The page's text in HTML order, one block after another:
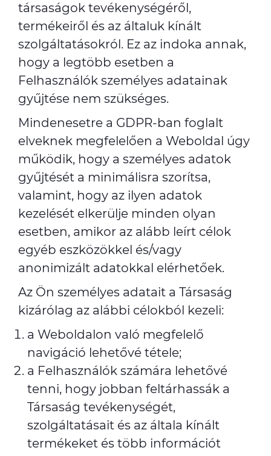
társaságok tevékenységéről,
termékeiről és az általuk kínált
szolgáltatásokról. Ez az indoka annak,
hogy a legtöbb esetben a
Felhasználók személyes adatainak
gyűjtése nem szükséges.
Mindenesetre a GDPR-ban foglalt
elveknek megfelelően a Weboldal úgy
működik, hogy a személyes adatok
gyűjtését a minimálisra szorítsa,
valamint, hogy az ilyen adatok
kezelését elkerülje minden olyan
esetben, amikor az alább leírt célok
egyéb eszközökkel és/vagy
anonimizált adatokkal elérhetőek.
Az Ön személyes adatait a Társaság
kizárólag az alábbi célokból kezeli:
a Weboldalon való megfelelő
navigáció lehetővé tétele;
a Felhasználók számára lehetővé
tenni, hogy jobban feltárhassák a
Társaság tevékenységét,
szolgáltatásait és az általa kínált
termékeket és több információt